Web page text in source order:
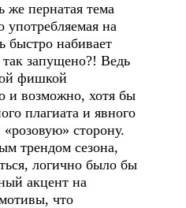
же пернатая тема
употребляемая на
быстро набивает
запущено?! Ведь
фишкой
и возможно, хотя бы
плагиата и явного
сторону.
трендом сезона,
логично было бы
акцент на
что